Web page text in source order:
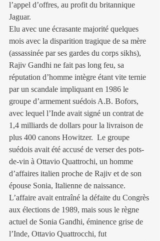
l’appel d’offres, au profit du britannique
Jaguar.
Elu avec une écrasante majorité quelques
mois avec la disparition tragique de sa mère
(assassinée par ses gardes du corps sikhs),
Rajiv Gandhi ne fait pas long feu, sa
réputation d’homme intègre étant vite ternie
par un scandale impliquant en 1986 le
groupe d’armement suédois A.B. Bofors,
avec lequel l’Inde avait signé un contrat de
1,4 milliards de dollars pour la livraison de
plus 400 canons Howitzer.  Le groupe
suédois avait été accusé de verser des pots-
de-vin à Ottavio Quattrochi, un homme
d’affaires italien proche de Rajiv et de son
épouse Sonia, Italienne de naissance.
L’affaire avait entraîné la défaite du Congrès
aux élections de 1989, mais sous le règne
actuel de Sonia Gandhi, éminence grise de
l’Inde, Ottavio Quattrocchi, fut